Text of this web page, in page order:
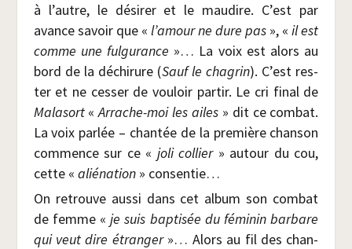
à l’autre, le dési­rer et le mau­dire. C’est par
avance savoir que « l’amour ne dure pas », «il est
comme une ful­gu­rance »… La voix est alors au
bord de la déchi­rure (Sauf le cha­grin). C’est res­
ter et ne ces­ser de vou­loir par­tir. Le cri final de
Mala­sort«Arrache-moi les ailes » dit ce com­bat.
La voix par­lée – chan­tée de la pre­mière chan­son
com­mence sur ce « joli col­lier» autour du cou,
cette « alié­na­tion» consentie…
On retrouve aus­si dans cet album son com­bat
de femme «je suis bap­ti­sée du fémi­nin bar­bare
qui veut dire étran­ger»… Alors au fil des chan­